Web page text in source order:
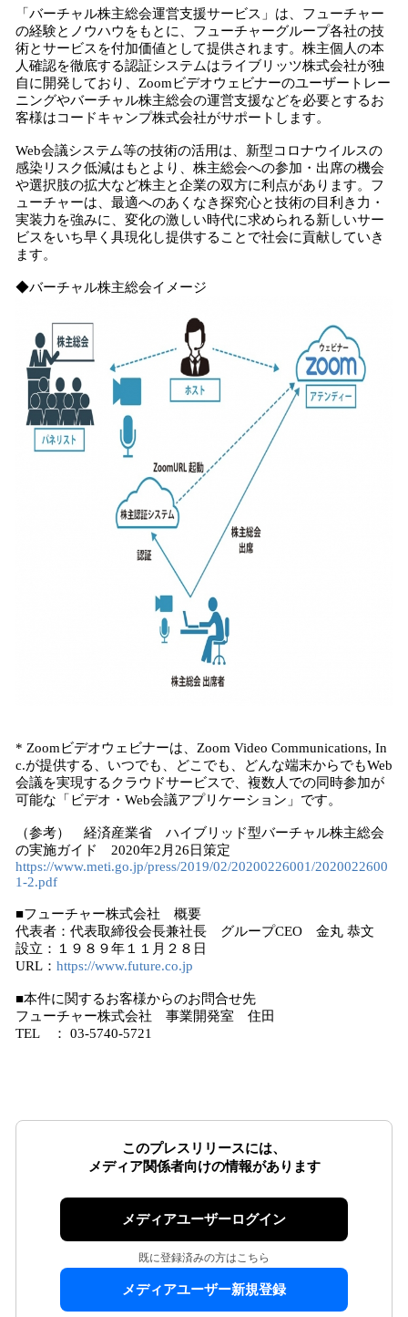
「バーチャル株主総会運営支援サービス」は、フューチャー
の経験とノウハウをもとに、フューチャーグループ各社の技
術とサービスを付加価値として提供されます。株主個人の本
人確認を徹底する認証システムはライブリッツ株式会社が独
自に開発しており、Zoomビデオウェビナーのユーザートレー
ニングやバーチャル株主総会の運営支援などを必要とするお
客様はコードキャンプ株式会社がサポートします。
Web会議システム等の技術の活用は、新型コロナウイルスの
感染リスク低減はもとより、株主総会への参加・出席の機会
や選択肢の拡大など株主と企業の双方に利点があります。フ
ューチャーは、最適へのあくなき探究心と技術の目利き力・
実装力を強みに、変化の激しい時代に求められる新しいサー
ビスをいち早く具現化し提供することで社会に貢献していき
ます。
◆バーチャル株主総会イメージ
* Zoomビデオウェビナーは、Zoom Video Communications, In
c.が提供する、いつでも、どこでも、どんな端末からでもWeb
会議を実現するクラウドサービスで、複数人での同時参加が
可能な「ビデオ・Web会議アプリケーション」です。
（参考） 経済産業省 ハイブリッド型バーチャル株主総会
の実施ガイド 2020年2月26日策定
https://www.meti.go.jp/press/2019/02/20200226001/2020022600
1-2.pdf
■フューチャー株式会社 概要
代表者：代表取締役会長兼社長 グループCEO 金丸 恭文
設立：１９８９年１１月２８日
URL： https://www.future.co.jp
■本件に関するお客様からのお問合せ先
フューチャー株式会社 事業開発室 住田
TEL ： 03-5740-5721
このプレスリリースには、
メディア関係者向けの情報があります
メディアユーザーログイン
既に登録済みの方はこちら
メディアユーザー新規登録